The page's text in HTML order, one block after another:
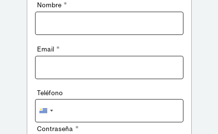
Nombre *
Email *
Teléfono
Uruguay
+598
Contraseña *